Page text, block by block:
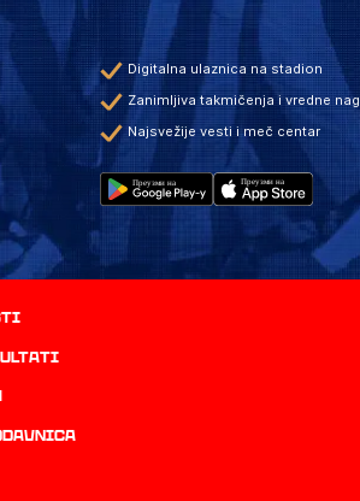
Digitalna ulaznica na stadion
Zanimljiva takmičenja i vredne
Najsvežije vesti i meč centar